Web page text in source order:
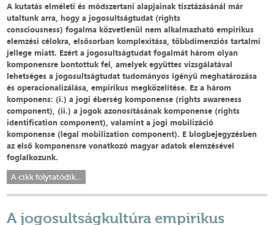
A kutatás elméleti és módszertani alapjainak tisztázásánál már
utaltunk arra, hogy a jogosultságtudat (rights
consciousness) fogalma közvetlenül nem alkalmazható empirikus
elemzési célokra, elsősorban komplexitása, többdimenziós tartalmi
jellege miatt. Ezért a jogosultságtudat fogalmát három olyan
komponensre bontottuk fel, amelyek együttes vizsgálatával
lehetséges a jogosultságtudat tudományos igényű meghatározása
és operacionalizálása, empirikus megközelítése. Ez a három
komponens: (i.) a jogi éberség komponense (rights awareness
component), (ii.) a jogok azonosításának komponense (rights
identification component), valamint a jogi mobilizáció
komponense (legal mobilization component). E blogbejegyzésben
az első komponensre vonatkozó magyar adatok elemzésével
foglalkozunk.
A cikk folytatódik...
A jogosultságkultúra empirikus